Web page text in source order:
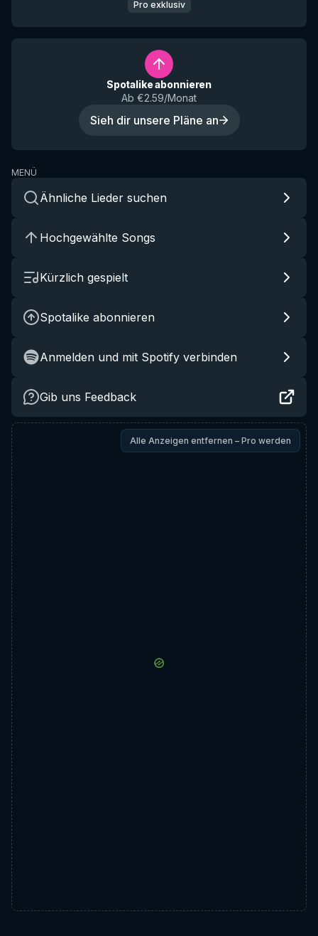
Pro exklusiv
Spotalike abonnieren
Ab €2.59/Monat
Sieh dir unsere Pläne an
MENÜ
Ähnliche Lieder suchen
Hochgewählte Songs
Kürzlich gespielt
Spotalike abonnieren
Anmelden und mit Spotify verbinden
Gib uns Feedback
Alle Anzeigen entfernen – Pro werden